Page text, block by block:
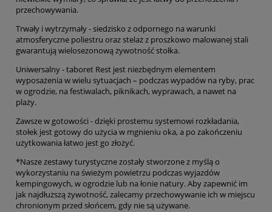
przechowywania.
Trwały i wytrzymały - siedzisko z odpornego na warunki
atmosferyczne poliestru oraz stelaż z proszkowo malowanej stali
gwarantują wielosezonową żywotność stołka.
Uniwersalny - taboret Rest jest niezbędnym elementem
wyposażenia w wielu sytuacjach – podczas wypadów na ryby, prac
w ogrodzie, na festiwalach, piknikach, wyprawach, a nawet na
plaży.
Zawsze w gotowości - dzięki prostemu systemowi rozkładania,
stołek jest gotowy do użycia w mgnieniu oka, a po zakończeniu
użytkowania łatwo jest go złożyć.
*Nasze zestawy turystyczne zostały stworzone z myślą o
wykorzystaniu na świeżym powietrzu podczas wyjazdów
kempingowych, w ogrodzie lub na łonie natury. Aby zapewnić im
jak najdłuższą żywotność, zalecamy przechowywanie ich w miejscu
chronionym przed słońcem, gdy nie są używane.